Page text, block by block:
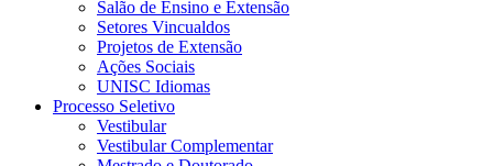
Salão de Ensino e Extensão
Setores Vincualdos
Projetos de Extensão
Ações Sociais
UNISC Idiomas
Processo Seletivo
Vestibular
Vestibular Complementar